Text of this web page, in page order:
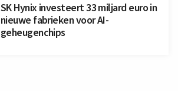
SK Hynix investeert 33 miljard euro in
nieuwe fabrieken voor AI-
geheugenchips